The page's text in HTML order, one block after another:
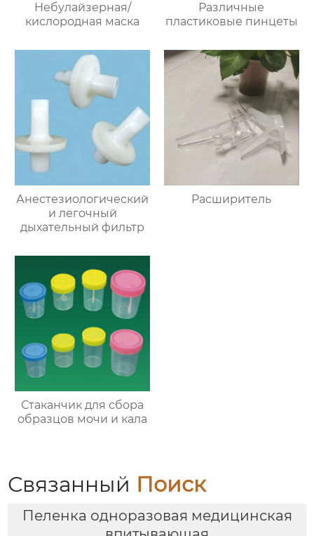
Небулайзерная/
кислородная маска
Различные
пластиковые пинцеты
Анестезиологический
и легочный
дыхательный фильтр
Расширитель
Стаканчик для сбора
образцов мочи и кала
Связанный Поиск
Пеленка одноразовая медицинская